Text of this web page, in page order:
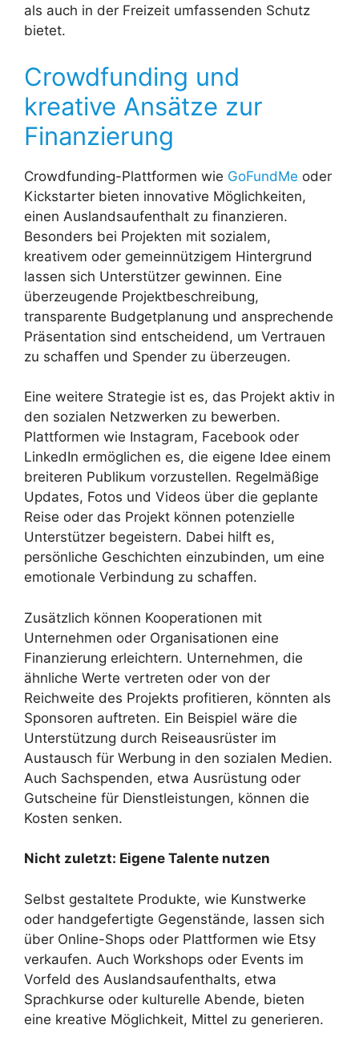
als auch in der Freizeit umfassenden Schutz
bietet.
Crowdfunding und
kreative Ansätze zur
Finanzierung
Crowdfunding-Plattformen wie GoFundMe oder
Kickstarter bieten innovative Möglichkeiten,
einen Auslandsaufenthalt zu finanzieren.
Besonders bei Projekten mit sozialem,
kreativem oder gemeinnützigem Hintergrund
lassen sich Unterstützer gewinnen. Eine
überzeugende Projektbeschreibung,
transparente Budgetplanung und ansprechende
Präsentation sind entscheidend, um Vertrauen
zu schaffen und Spender zu überzeugen.
Eine weitere Strategie ist es, das Projekt aktiv in
den sozialen Netzwerken zu bewerben.
Plattformen wie Instagram, Facebook oder
LinkedIn ermöglichen es, die eigene Idee einem
breiteren Publikum vorzustellen. Regelmäßige
Updates, Fotos und Videos über die geplante
Reise oder das Projekt können potenzielle
Unterstützer begeistern. Dabei hilft es,
persönliche Geschichten einzubinden, um eine
emotionale Verbindung zu schaffen.
Zusätzlich können Kooperationen mit
Unternehmen oder Organisationen eine
Finanzierung erleichtern. Unternehmen, die
ähnliche Werte vertreten oder von der
Reichweite des Projekts profitieren, könnten als
Sponsoren auftreten. Ein Beispiel wäre die
Unterstützung durch Reiseausrüster im
Austausch für Werbung in den sozialen Medien.
Auch Sachspenden, etwa Ausrüstung oder
Gutscheine für Dienstleistungen, können die
Kosten senken.
Nicht zuletzt: Eigene Talente nutzen
Selbst gestaltete Produkte, wie Kunstwerke
oder handgefertigte Gegenstände, lassen sich
über Online-Shops oder Plattformen wie Etsy
verkaufen. Auch Workshops oder Events im
Vorfeld des Auslandsaufenthalts, etwa
Sprachkurse oder kulturelle Abende, bieten
eine kreative Möglichkeit, Mittel zu generieren.